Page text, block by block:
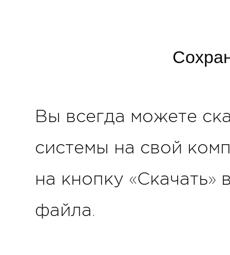
Вы всегда можете
системы на свой
на кнопку
файла.